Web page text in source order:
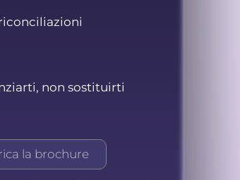
non sostituirti
la brochure